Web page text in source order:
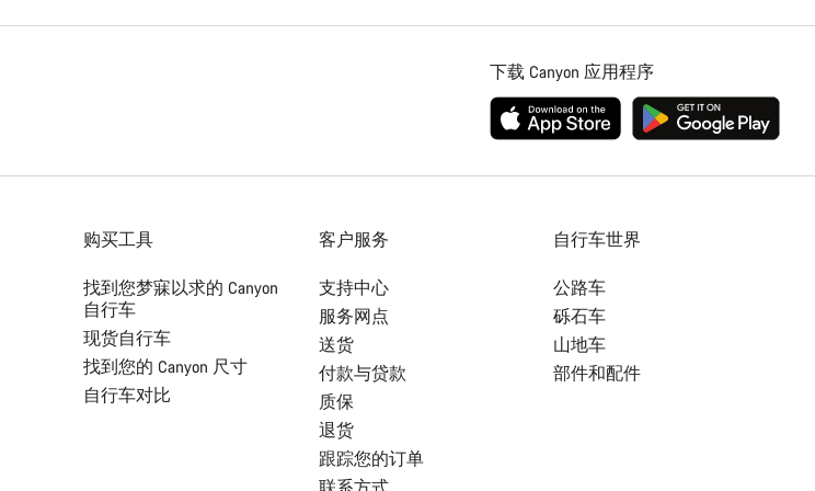
下载 Canyon 应用程序
购买工具
找到您梦寐以求的 Canyon
自行车
现货自行车
找到您的 Canyon 尺寸
自行车对比
客户服务
支持中心
服务网点
送货
付款与贷款
质保
退货
跟踪您的订单
自行车世界
公路车
砾石车
山地车
部件和配件